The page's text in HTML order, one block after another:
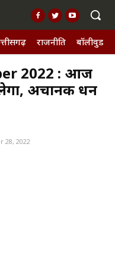
राजनीति बॉलीवुड,
2022 : आज
अचानक धन
28, 2022